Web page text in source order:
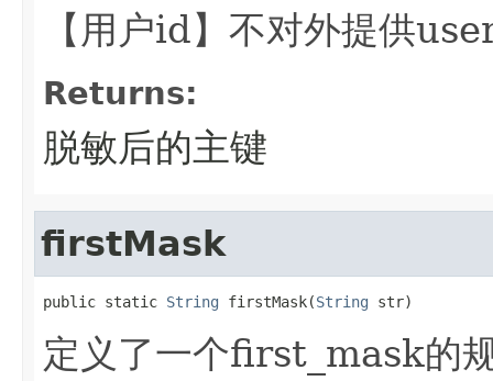
【用户id】不对外提供
Returns:
脱敏后的主键
firstMask
public static String firstMask(String str)
定义了一个first_mask的